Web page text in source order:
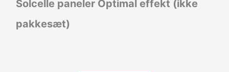
Solcelle paneler Optimal effekt (ikke
pakkesæt)